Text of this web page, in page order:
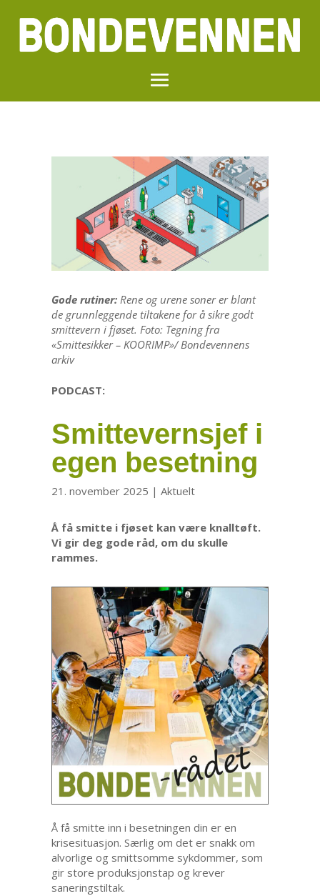
Gode rutiner:Rene og urene soner er blant
de grunnleggende tiltakene for å sikre godt
smittevern i fjøset. Foto: Tegning fra
«Smittesikker – KOORIMP»/ Bondevennens
arkiv
PODCAST:
Smittevernsjef i
egen besetning
21. november 2025 | Aktuelt
Å få smitte i fjøset kan være knalltøft.
Vi gir deg gode råd, om du skulle
rammes.
Å få smitte inn i besetningen din er en
krisesituasjon. Særlig om det er snakk om
alvorlige og smittsomme sykdommer, som
gir store produksjonstap og krever
saneringstiltak.